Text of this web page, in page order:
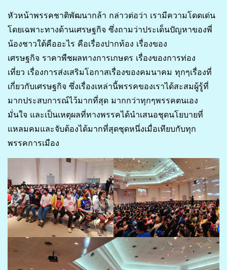
หัวหน้าพรรคชาติพัฒนากล้า กล่าวต่อว่า เรามีความโดดเด่น
โดยเฉพาะทางด้านเศรษฐกิจ ซึ่งถามว่าประเด็นปัญหาของพี่
น้องชาวใต้คืออะไร คือเรื่องปากท้อง เรื่องของ
เศรษฐกิจ ราคาพืชผลทางการเกษตร เรื่องของการท่อง
เที่ยว เรื่องการส่งเสริมโอกาสเรื่องของคมนาคม ทุกๆเรื่องที่
เกี่ยวกับเศรษฐกิจ ซึ่งเรื่องเหล่านี้พรรคของเราได้สะสมผู้รู้ที่
มากประสบการณ์ไว้มากที่สุด มากกว่าทุกๆพรรคตนเอง
มั่นใจ และเป็นเหตุผลที่ทางพรรคได้นำเสนอชุดนโยบายที่
แหลมคมและจับต้องได้มากที่สุดชุดหนึ่งเมื่อเทียบกับทุก
พรรคการเมือง